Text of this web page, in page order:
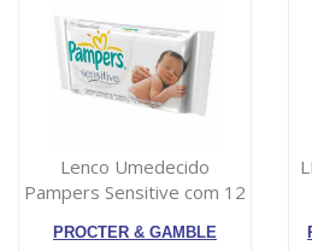
Lenco Umedecido
Pampers Sensitive com 12
PROCTER & GAMBLE